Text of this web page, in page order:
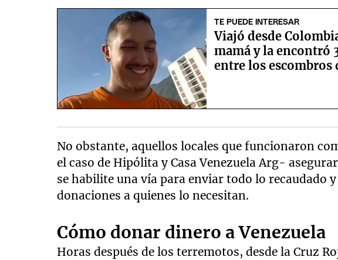
TE PUEDE INTERESAR
Viajó desde
mamá y la encontró
entre los
No obstante, aquellos locales que funcionaron
el caso de Hipólita y Casa Venezuela Arg-
se habilite una vía para enviar todo lo recaudado
donaciones a quienes lo necesitan.
Cómo donar dinero a Venezuela
Horas después de los terremotos, desde la Cruz